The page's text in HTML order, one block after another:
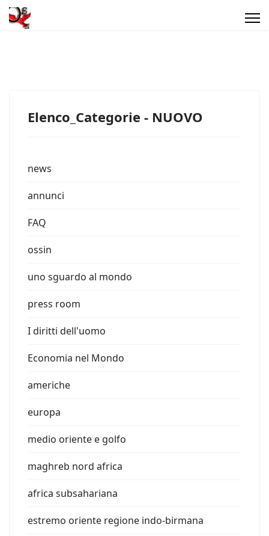
Elenco_Categorie - NUOVO
news
annunci
FAQ
ossin
uno sguardo al mondo
press room
I diritti dell'uomo
Economia nel Mondo
americhe
europa
medio oriente e golfo
maghreb nord africa
africa subsahariana
estremo oriente regione indo-birmana